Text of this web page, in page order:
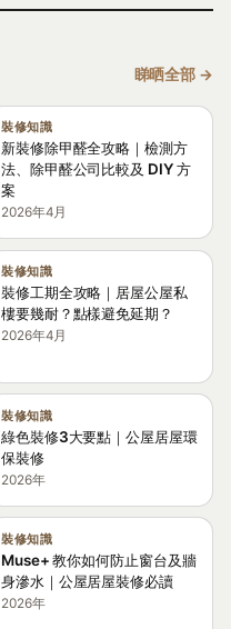
睇晒全部 →
裝修知識
新裝修除甲醛全攻略｜檢測方
法、除甲醛公司比較及 DIY 方
案
2026年4月
裝修知識
裝修工期全攻略｜居屋公屋私
樓要幾耐？點樣避免延期？
2026年4月
裝修知識
綠色裝修3大要點｜公屋居屋環
保裝修
2026年
裝修知識
Muse+ 教你如何防止窗台及牆
身滲水｜公屋居屋裝修必讀
2026年